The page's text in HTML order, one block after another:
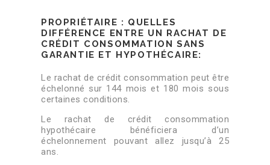
PROPRIÉTAIRE : QUELLES
DIFFÉRENCE ENTRE UN RACHAT DE
CRÉDIT CONSOMMATION SANS
GARANTIE ET HYPOTHÉCAIRE:
Le rachat de crédit consommation peut être
échelonné sur 144 mois et 180 mois sous
certaines conditions.
Le rachat de crédit consommation
hypothécaire bénéficiera d’un
échelonnement pouvant allez jusqu’à 25
ans.